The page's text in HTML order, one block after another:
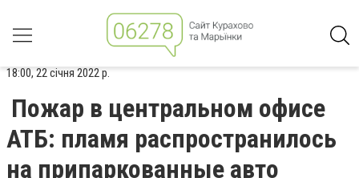
18:00, 22 січня 2022 р.
Пожар в центральном офисе
АТБ: пламя распространилось
на припаркованные авто